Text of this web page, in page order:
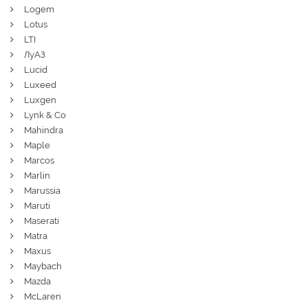
Logem
Lotus
LTI
ЛуАЗ
Lucid
Luxeed
Luxgen
Lynk & Co
Mahindra
Maple
Marcos
Marlin
Marussia
Maruti
Maserati
Matra
Maxus
Maybach
Mazda
McLaren